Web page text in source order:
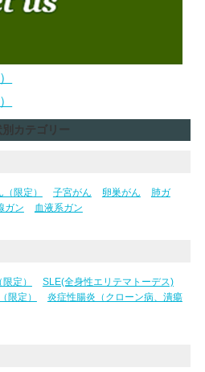
別カテゴリー
限定） 子宮がん 卵巣がん
肺ガ
ガン 血液系ガン
定）
SLE(全身性エリテマトーデス)
限定）
炎症性腸炎（クローン病、潰瘍